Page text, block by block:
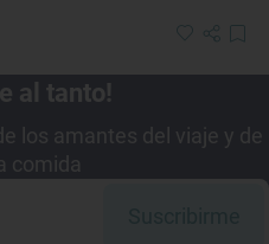
al tanto!
los amantes del viaje y de
comida